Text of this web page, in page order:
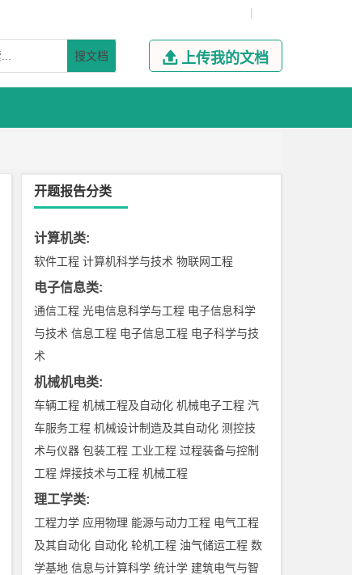
|
搜文档  上传我的文档
开题报告分类
计算机类:
软件工程 计算机科学与技术 物联网工程
电子信息类:
通信工程 光电信息科学与工程 电子信息科学
与技术 信息工程 电子信息工程 电子科学与技
术
机械机电类:
车辆工程 机械工程及自动化 机械电子工程 汽
车服务工程 机械设计制造及其自动化 测控技
术与仪器 包装工程 工业工程 过程装备与控制
工程 焊接技术与工程 机械工程
理工学类:
工程力学 应用物理 能源与动力工程 电气工程
及其自动化 自动化 轮机工程 油气储运工程 数
学基地 信息与计算科学 统计学 建筑电气与智